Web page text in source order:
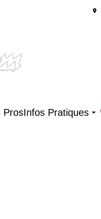
ProsInfos Pratiques